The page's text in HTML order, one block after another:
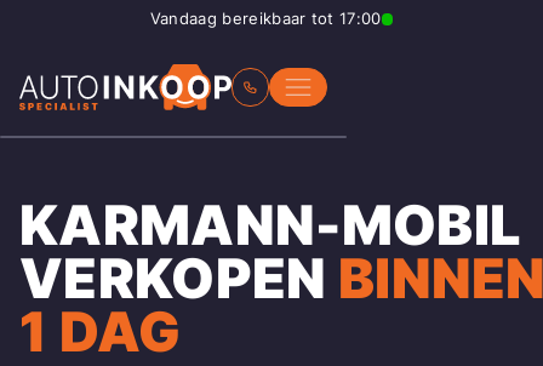
Vandaag bereikbaar tot 17:00
KARMANN-MOBIL
VERKOPEN
1 DAG